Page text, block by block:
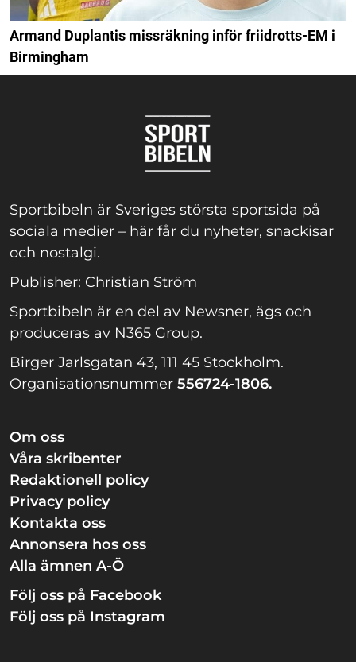
Armand Duplantis missräkning inför friidrotts-EM i
Birmingham
Sportbibeln är Sveriges största sportsida på
sociala medier – här får du nyheter, snackisar
och nostalgi.
Publisher: Christian Ström
Sportbibeln är en del av Newsner, ägs och
produceras av N365 Group.
Birger Jarlsgatan 43, 111 45 Stockholm.
Organisationsnummer 556724-1806.
Om oss
Våra skribenter
Redaktionell policy
Privacy policy
Kontakta oss
Annonsera hos oss
Alla ämnen A-Ö
Följ oss på Facebook
Följ oss på Instagram